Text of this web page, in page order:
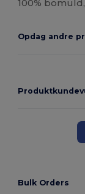
100%
Opdag andre
Bulk Orders